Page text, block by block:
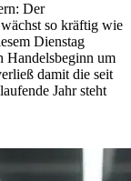
Der
so kräftig wie
Dienstag
Handelsbeginn um
damit die seit
Jahr steht